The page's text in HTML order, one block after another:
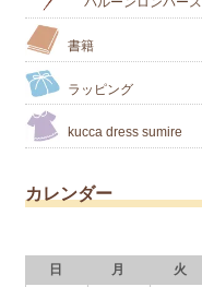
書籍
ラッピング
kucca dress sumire
カレンダー
日 月 火